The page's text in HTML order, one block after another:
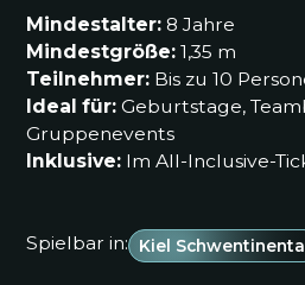
Mindestalter: 8 Jahre
Mindestgröße: 1,35 m
Teilnehmer: Bis zu 10
Ideal für: Geburtstage,
Gruppenevents
Inklusive: Im All-Inclusive-
Spielbar in: Kiel Schwentinental